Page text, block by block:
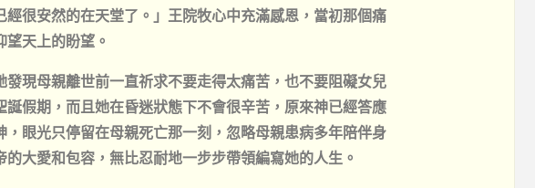
很安然的在天堂了。」王院牧心中充滿感恩，當初那個痛
天上的盼望。
現母親離世前一直祈求不要走得太痛苦，也不要阻礙女兒
假期，而且她在昏迷狀態下不會很辛苦，原來神已經答應
眼光只停留在母親死亡那一刻，忽略母親患病多年陪伴身
大愛和包容，無比忍耐地一步步帶領編寫她的人生。